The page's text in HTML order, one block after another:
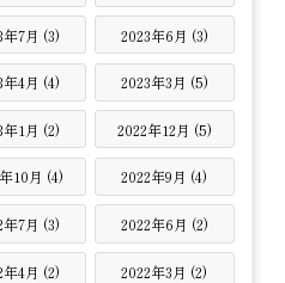
年7月 (3) 2023年6月 (3)
年4月 (4) 2023年3月 (5)
年1月 (2) 2022年12月 (5)
10月 (4) 2022年9月 (4)
年7月 (3) 2022年6月 (2)
年4月 (2) 2022年3月 (2)